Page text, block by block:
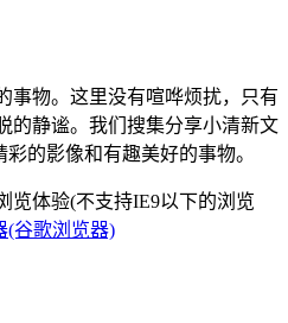
事物。这里没有喧哗烦扰，只有
的静谧。我们搜集分享小清新文
的影像和有趣美好的事物。
览体验(不支持IE9以下的浏览
(谷歌浏览器)